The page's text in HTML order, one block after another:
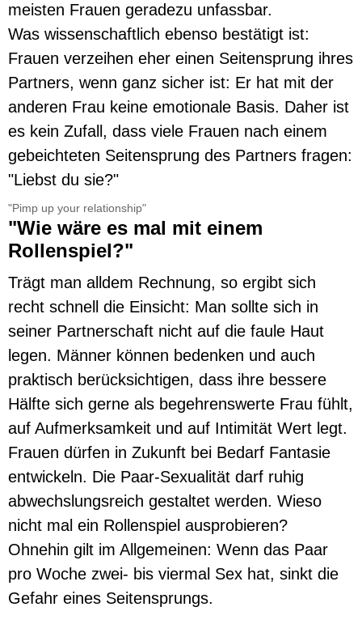
meisten Frauen geradezu unfassbar.
Was wissenschaftlich ebenso bestätigt ist:
Frauen verzeihen eher einen Seitensprung ihres
Partners, wenn ganz sicher ist: Er hat mit der
anderen Frau keine emotionale Basis. Daher ist
es kein Zufall, dass viele Frauen nach einem
gebeichteten Seitensprung des Partners fragen:
"Liebst du sie?"
"Pimp up your relationship"
"Wie wäre es mal mit einem
Rollenspiel?"
Trägt man alldem Rechnung, so ergibt sich
recht schnell die Einsicht: Man sollte sich in
seiner Partnerschaft nicht auf die faule Haut
legen. Männer können bedenken und auch
praktisch berücksichtigen, dass ihre bessere
Hälfte sich gerne als begehrenswerte Frau fühlt,
auf Aufmerksamkeit und auf Intimität Wert legt.
Frauen dürfen in Zukunft bei Bedarf Fantasie
entwickeln. Die Paar-Sexualität darf ruhig
abwechslungsreich gestaltet werden. Wieso
nicht mal ein Rollenspiel ausprobieren?
Ohnehin gilt im Allgemeinen: Wenn das Paar
pro Woche zwei- bis viermal Sex hat, sinkt die
Gefahr eines Seitensprungs.